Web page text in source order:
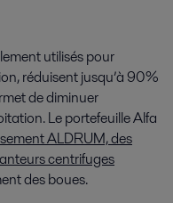
utilisés pour
réduisent jusqu’à 90%
de diminuer
Le portefeuille Alfa
ALDRUM, des
centrifuges
des boues.